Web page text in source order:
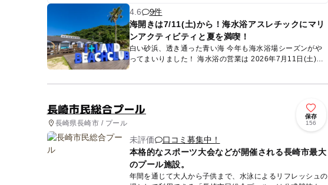
4.6
9件
海開きは7/11(土)から！海水浴アスレチックにマリ
ンアクティビティと夏を満喫！
白い砂浜、透き通った青い海 今年も海水浴場シーズンがや
ってまいりました！ 海水浴の営業は 2026年7月11日(土)～8
長崎市民総合プール
長崎県長崎市 / プール
保存
156
未評価
口コミ募集中！
本格的なスポーツ大会などが開催される長崎市最大
のプール施設。
年間を通じて大人から子供まで、水泳によるリフレッシュの